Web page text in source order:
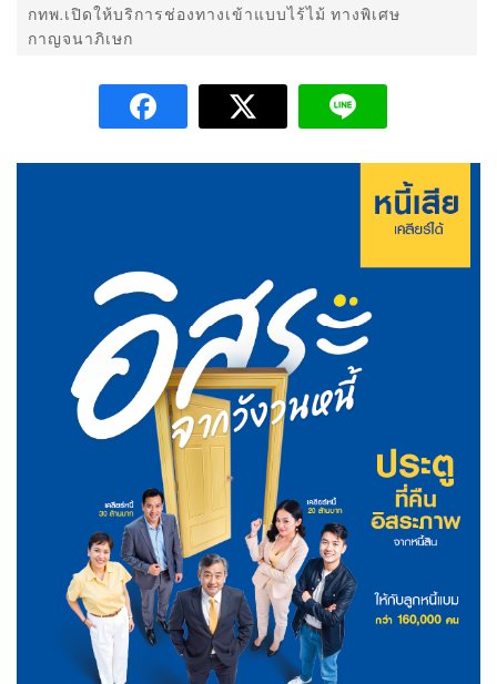
กทพ.เปิดให้บริการช่องทางเข้าแบบไร้ไม้ ทางพิเศษ
กาญจนาภิเษก